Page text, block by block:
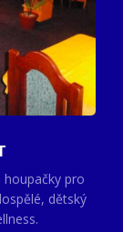
houpačky pro
dětský